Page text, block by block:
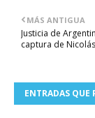
MÁS ANTIGUA
Justicia de
captura de
ENTRADAS QUE